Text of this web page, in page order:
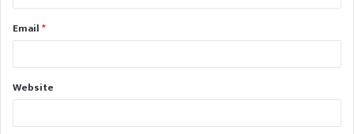
Email*
Website